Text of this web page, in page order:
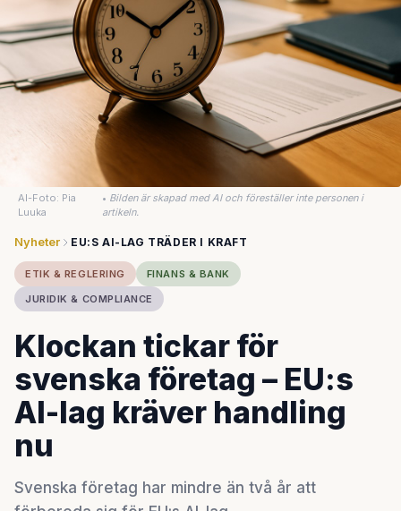
AI-Foto: Pia
Luuka
• Bilden är skapad med AI och föreställer inte personen i
artikeln.
Nyheter EU:S AI-LAG TRÄDER I KRAFT
ETIK & REGLERING
FINANS & BANK
JURIDIK & COMPLIANCE
Klockan tickar för
svenska företag – EU:s
AI-lag kräver handling
nu
Svenska företag har mindre än två år att